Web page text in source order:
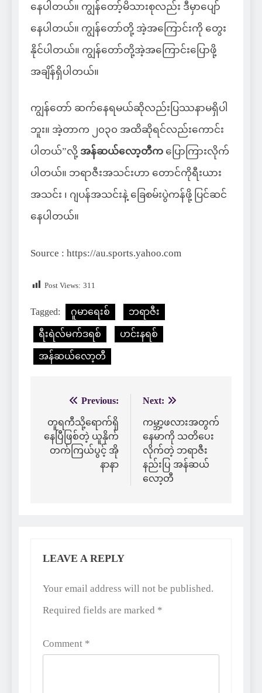
နေပါတယ်။ ကျွန်တော့်မိသားစုလည်း ဒီမှာပျော်
နေပါတယ်။ ကျွန်တော်တို့ အဲ့အကြောင်းကို တွေး
နိုင်ပါတယ်။ ကျွန်တော်တို့အဲ့အကြောင်းပြောဖို့
အချိန်ရှိပါတယ်။
ကျွန်တော် ဆက်နေရမယ်ဆိုလည်းပြဿနာမရှိပါ
ဘူး။ အဲ့တာက ၂၀၃၀ အထိဆိုရင်လည်းကောင်း
ပါတယ်”လို့ အန်ဆယ်လော့တီက ပြောကြားလိုက်
ပါတယ်။ ဘရာဇီးအသင်းဟာ တောင်ကိုရီးယား
အသင်း ၊ ဂျပန်အသင်းနဲ့ ခြေစမ်းပွဲကန်ဖို့ ပြင်ဆင်
နေပါတယ်။
Source : https://au.sports.yahoo.com
Post Views: 311
Tagged: ဂူမာရေးစ် ဘရာဇီး
ရီးရဲလ်မက်ဒရစ် ဟင်းနရစ်
အန်ဆယ်လော့တီ
navigation
Previous:
တူရကီသို့ရောက်ရှိ
နေပြီဖြစ်တဲ့ ယူနိုက်
တက်ကြယ်ပွင့် အို
နာနာ
Next:
ကမ္ဘာ့ဖလားအတွက်
နေမာကို သတိပေး
လိုက်တဲ့ ဘရာဇီး
နည်းပြ အန်ဆယ်
လော့တီ
LEAVE A REPLY
Your email address will not be published.
Required fields are marked *
Comment *
Alternative: